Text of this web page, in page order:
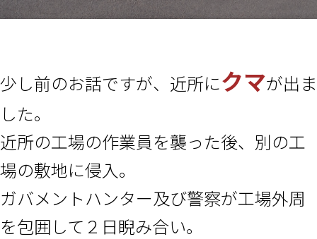
少し前のお話ですが、近所にクマが出ま
した。
近所の工場の作業員を襲った後、別の工
場の敷地に侵入。
ガバメントハンター及び警察が工場外周
を包囲して２日睨み合い。